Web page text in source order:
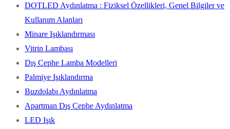
DOTLED Aydınlatma : Fiziksel Özellikleri, Genel Bilgiler ve
Kullanım Alanları
Minare Işıklandırması
Vitrin Lambası
Dış Cephe Lamba Modelleri
Palmiye Işıklandırma
Buzdolabı Aydınlatma
Apartman Dış Cephe Aydınlatma
LED Işık